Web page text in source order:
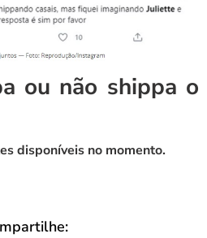
ou não shippa o
disponíveis no momento.